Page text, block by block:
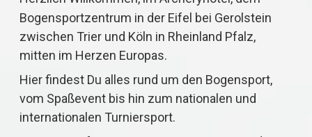
Bogensportzentrum in der Eifel bei Gerolstein
zwischen Trier und Köln in Rheinland Pfalz,
mitten im Herzen Europas.
Hier findest Du alles rund um den Bogensport,
vom Spaßevent bis hin zum nationalen und
internationalen Turniersport.